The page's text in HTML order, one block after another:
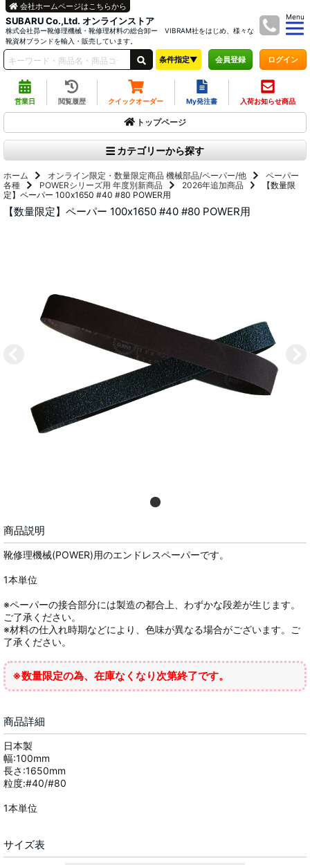
SUBARU Co.,Ltd. オンラインストア
株式会社昴ー靴修理機械・靴修理材料の総合卸ー VIBRAM社をはじめ、様々な
靴資材ブランドを輸入・販売しています。
Menu
会社ホームページはこちらから
条件指定▼ 会員登録 ログイン
営業日 閲覧履歴 クイックオーダー My発注書 入荷お知らせ商品
トップページ
カテゴリーから探す
ホーム オンライン限定・数量限定商品 機械部品/ペーパー/他
ペーパー
各種
POWERシリーズ用 年度別新商品 2026年追加商品
【数量限
定】ペーパー 100x1650 #40 #80 POWER用
【数量限定】ペーパー 100x1650 #40 #80 POWER用
商品説明
靴修理機械(POWER)用のエンドレスペーパーです。
1本単位
※ペーパーの接合部分には製造の都合上、わずかな段差が生じます。
ご了承ください。
※材料の仕入れ時期などにより、色味が異なる場合がございます。ご
了承ください。
※数量限定の為、在庫なくなり次第終了です。
商品詳細
日本製
幅:100mm
長さ:1650mm
粒度:#40/#80
1本単位
サイズ表